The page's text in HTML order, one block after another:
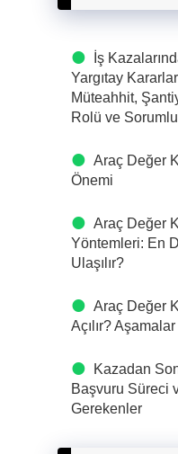
İş
Yargıtay
Müteahhit,
Rolü ve
Araç Değer
Önemi
Araç Değer
Yöntemleri: En
Ulaşılır?
Araç Değer
Açılır?
Kazadan
Başvuru Süreci
Gerekenler